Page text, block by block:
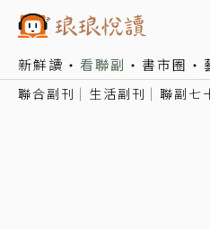
新鮮讀 看聯副 書市圈
聯合副刊 生活副刊 聯副七